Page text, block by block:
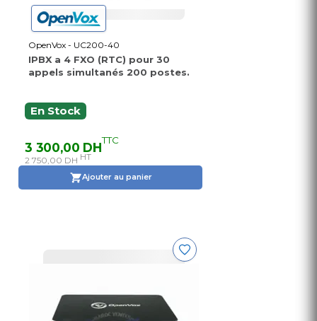
OpenVox - UC200-40
IPBX a 4 FXO (RTC) pour 30
appels simultanés 200 postes.
En Stock
3 300,00 DHTTC
2 750,00 DH HT
Ajouter au panier